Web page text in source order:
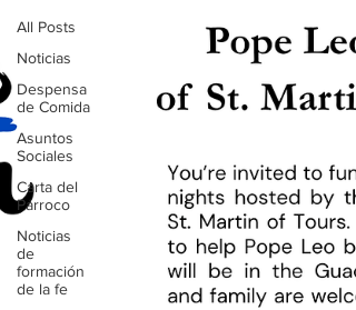
All Posts
Noticias
Despensa
de Comida
Asuntos
Sociales
Carta del
Párroco
Noticias
de
formación
de la fe